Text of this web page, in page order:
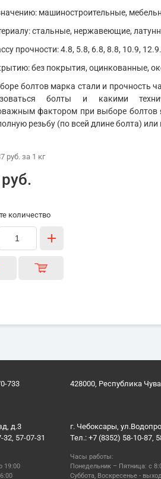
машиностроительные,
стальные, нержавеющие,
прочности: 4.8, 5.8, 6.8, 8.8, 10.9, 12.9.
без покрытия, оцинкованные,
болтов марка стали и прочность
болты и какими
фактором при выборе болтов
резьбу (по всей длине болта)
руб.за 1 кг
количество
733
428000, Республика
д.3
32, 57-07-31
19:00
г. Чебоксары,
Тел.: +7 (8352) 58-10-87,
Часы работы:
Понедельник – Пятница: с
Суббота, Воскресенье -